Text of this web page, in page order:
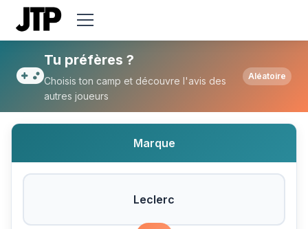
Tu préfères Leclerc ou Auchan ?
Tu préfères ?
Choisis ton camp et découvre l'avis des
autres joueurs
Aléatoire
Marque
Leclerc